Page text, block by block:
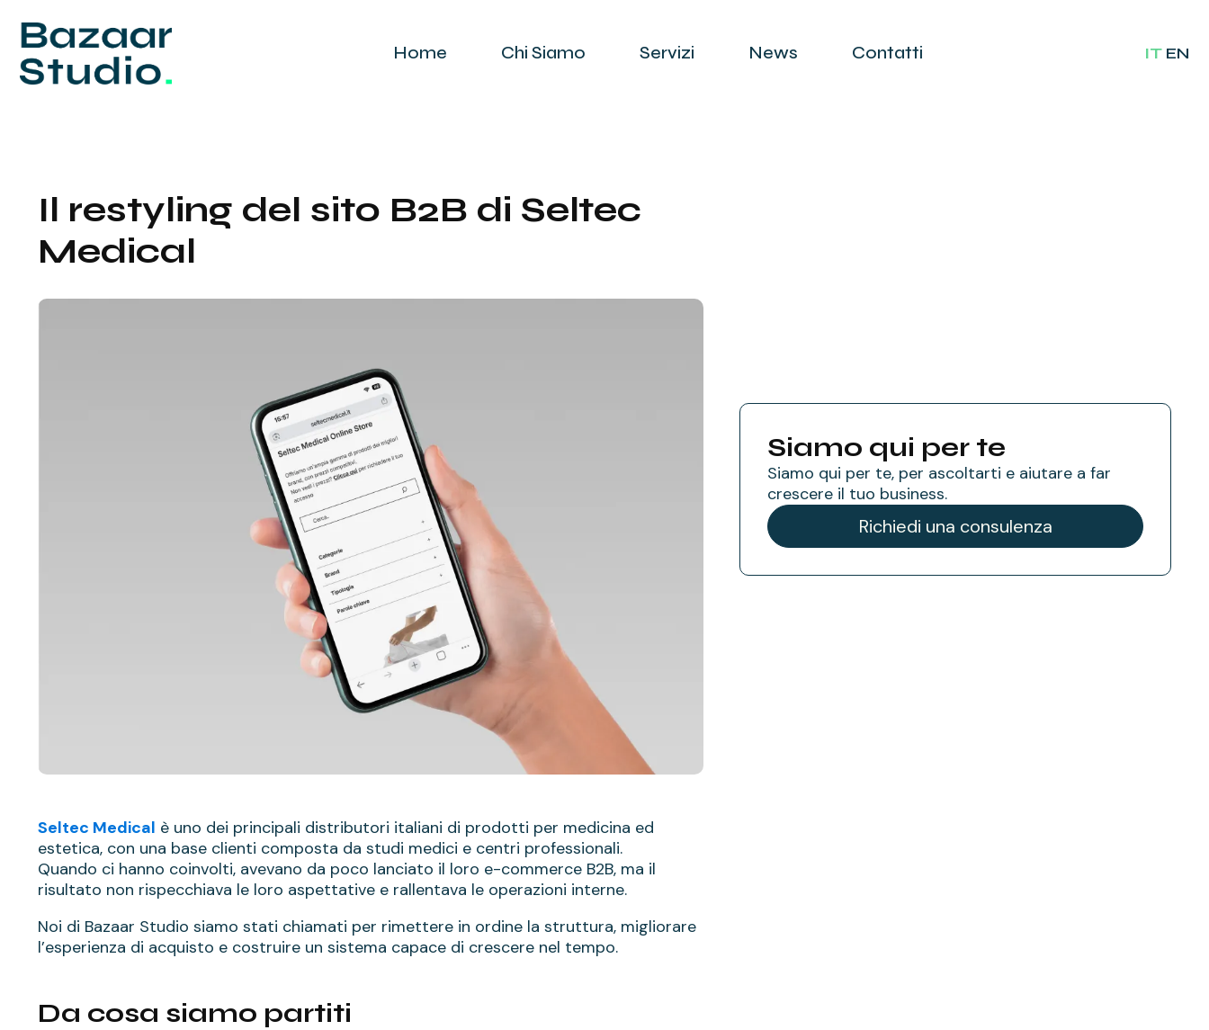
Home Chi Siamo Servizi News Contatti IT EN
Il restyling del sito B2B di Seltec
Medical
Seltec Medical è uno dei principali distributori italiani di prodotti per medicina ed
estetica, con una base clienti composta da studi medici e centri professionali.
Quando ci hanno coinvolti, avevano da poco lanciato il loro e-commerce B2B, ma il
risultato non rispecchiava le loro aspettative e rallentava le operazioni interne.
Noi di Bazaar Studio siamo stati chiamati per rimettere in ordine la struttura, migliorare
l’esperienza di acquisto e costruire un sistema capace di crescere nel tempo.
Da cosa siamo partiti
Siamo qui per te
Siamo qui per te, per ascoltarti e aiutare a far
crescere il tuo business.
Richiedi una consulenza